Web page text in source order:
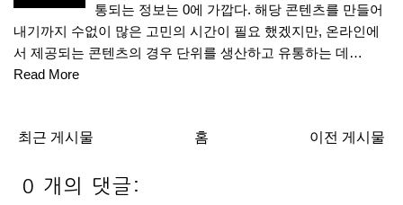
통되는 정보는 0에 가깝다. 해당 콘텐츠를 만들어
내기까지 수없이 많은 고민의 시간이 필요 했겠지만, 온라인에
서 제공되는 콘텐츠의 경우 단위를 생산하고 유통하는 데…
Read More
최근 게시물 이전 게시물
홈
0 개의 댓글: